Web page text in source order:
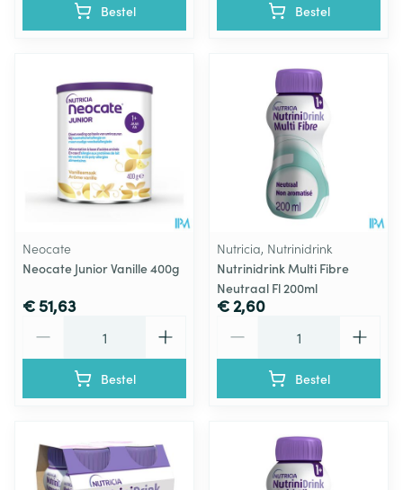
Bestel Bestel
Neocate
Neocate Junior Vanille 400g
€ 51,63
Bestel
Nutricia, Nutrinidrink
Nutrinidrink Multi Fibre
Neutraal Fl 200ml
€ 2,60
Bestel